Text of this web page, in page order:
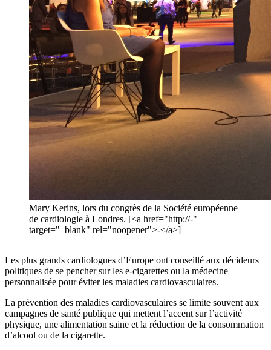
Mary Kerins, lors du congrès de la Société européenne
de cardiologie à Londres. [<a href="http://-"
target="_blank" rel="noopener">-</a>]
Les plus grands cardiologues d’Europe ont conseillé aux décideurs
politiques de se pencher sur les e-cigarettes ou la médecine
personnalisée pour éviter les maladies cardiovasculaires.
La prévention des maladies cardiovasculaires se limite souvent aux
campagnes de santé publique qui mettent l’accent sur l’activité
physique, une alimentation saine et la réduction de la consommation
d’alcool ou de la cigarette.